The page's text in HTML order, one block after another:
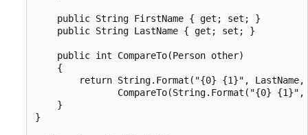
    public String FirstName { get; set; }
    public String LastName { get; set; }
    public int CompareTo(Person other)
    {
return String.Format("{0} {1}", LastName,
CompareTo(String.Format("{0}
    }
}